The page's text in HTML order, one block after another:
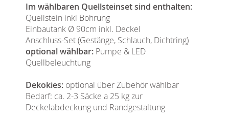
Im wählbaren Quellsteinset sind enthalten:
Quellstein inkl Bohrung
Einbautank Ø 90cm inkl. Deckel
Anschluss-Set (Gestänge, Schlauch, Dichtring)
optional wählbar: Pumpe & LED
Quellbeleuchtung
Dekokies: optional über Zubehör wählbar
Bedarf: ca. 2-3 Säcke a 25 kg zur
Deckelabdeckung und Randgestaltung